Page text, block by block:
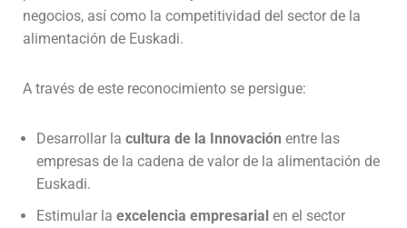
negocios, así como la competitividad del sector de la
alimentación de Euskadi.
A través de este reconocimiento se persigue:
Desarrollar la cultura de la Innovación entre las
empresas de la cadena de valor de la alimentación de
Euskadi.
Estimular la excelencia empresarial en el sector